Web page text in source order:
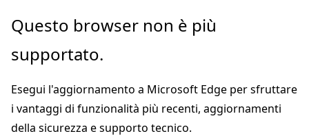
Ignora
passa
contenuto
principale
Questo browser non è più
supportato.
Esegui l'aggiornamento a Microsoft Edge per sfruttare
i vantaggi di funzionalità più recenti, aggiornamenti
della sicurezza e supporto tecnico.